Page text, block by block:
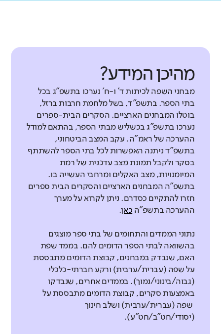
מהיכן המידע?
מבחני השפה לכיתות ד' ו-ח' נערכו בתשפ"ג בכל
בתי הספר. בתשפ"ד, בשל מלחמת חרבות ברזל,
בוטלו המבחנים הארציים. הסקרים הבית-ספרים
נערכו בתשפ"ג בכשליש מבתי הספר, בהתאם למודל
ההערכה של ראמ"ה. עקב המצב הביטחוני,
בתשפ"ד ניתנה האפשרות לכל בתי הספר להשתתף
בסקר ולקבל תמונת מצב עדכנית של רמת
המיומנויות, מצב האקלים ומרחבי העשייה בו.
בתשפ"ה המבחנים הארציים והסקרים הבית ספרים
חזרו להתקיים כסדרם. ניתן לקרוא על מערך
ההערכה בתשפ"ה כאן.
נתוני הממדים והתחומים של בתי ספר מוצגים
בהשוואה לבתי הספר הדומים להם. בממד שפת
האם, שנבדק במבחנים, קבוצת הדומים מתבססת
על שפה (עברית/ערבית) ורקע חברתי-כלכלי
(גבוה/בינוני/נמוך). בממדים אחרים, שנבדקו
באמצעות סקרים, קבוצת הדומים מתבססת על
שפה (עברית/ערבית) ושלב חינוך
(יסודי/חט"ב/חט"ע).